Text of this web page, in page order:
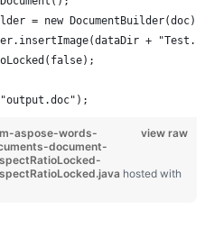
= new DocumentBuilder(doc);
+
view raw
aspose-words-
document-
hosted with